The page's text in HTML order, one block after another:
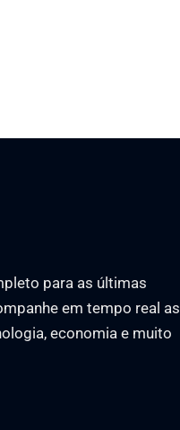
para as últimas
em tempo real as
economia e muito